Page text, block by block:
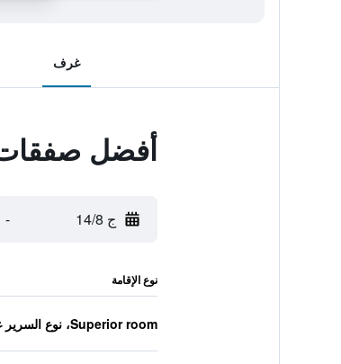
غرف
أفضل
ج 14/8 -
نوع الإقامة
Superior room، نوع السرير غير معروف